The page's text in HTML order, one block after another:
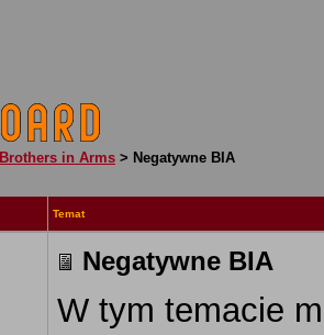
Brothers in Arms > Negatywne BIA
Temat
Negatywne BIA
W tym temacie